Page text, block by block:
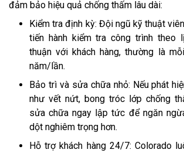
đảm bảo hiệu quả chống thấm lâu dài:
Kiểm tra định kỳ: Đội ngũ kỹ thuật
tiến hành kiểm tra công trình theo
thuận với khách hàng, thường là
năm/lần.
Bảo trì và sửa chữa nhỏ: Nếu phát
như vết nứt, bong tróc lớp chống
sửa chữa ngay lập tức để ngăn
dột nghiêm trọng hơn.
Hỗ trợ khách hàng 24/7: Colorado